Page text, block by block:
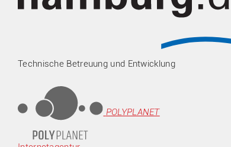
Technische Betreuung und Entwicklung
POLYPLANET